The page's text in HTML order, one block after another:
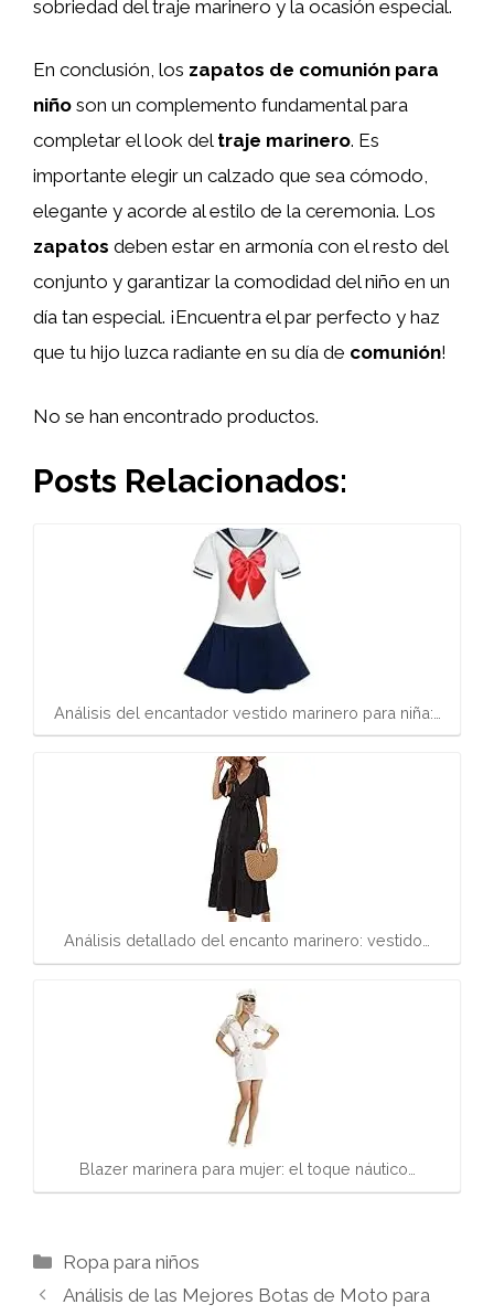
sobriedad del traje marinero y la ocasión especial.
En conclusión, los zapatos de comunión para
niño son un complemento fundamental para
completar el look del traje marinero. Es
importante elegir un calzado que sea cómodo,
elegante y acorde al estilo de la ceremonia. Los
zapatos deben estar en armonía con el resto del
conjunto y garantizar la comodidad del niño en un
día tan especial. ¡Encuentra el par perfecto y haz
que tu hijo luzca radiante en su día de comunión!
No se han encontrado productos.
Posts Relacionados:
Análisis del encantador vestido marinero para niña:…
Análisis detallado del encanto marinero: vestido…
Blazer marinera para mujer: el toque náutico…
Categorías
Ropa para niños
Análisis de las Mejores Botas de Moto para